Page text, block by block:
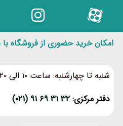
امکان خرید حضوری از فروشگاه
شنبه تا چهارشنبه: ساعت ۱۰ الی ۲۰، پنج شنبه‌ها: ۱۰ الی ۱۴
دفتر مرکزی: ۳۲ ۳۱ ۶۹ ۹۱ (۰۲۱)